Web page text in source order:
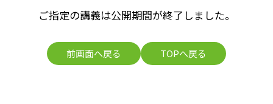
ご指定の講義は公開期間が終了しました。
前画面へ戻る TOPへ戻る